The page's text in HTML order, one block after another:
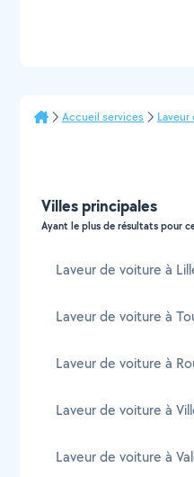
Accueil services
Villes principales
Ayant le plus de résultats pour
Laveur de voiture à
Laveur de voiture à
Laveur de voiture à
Laveur de voiture à
Laveur de voiture à